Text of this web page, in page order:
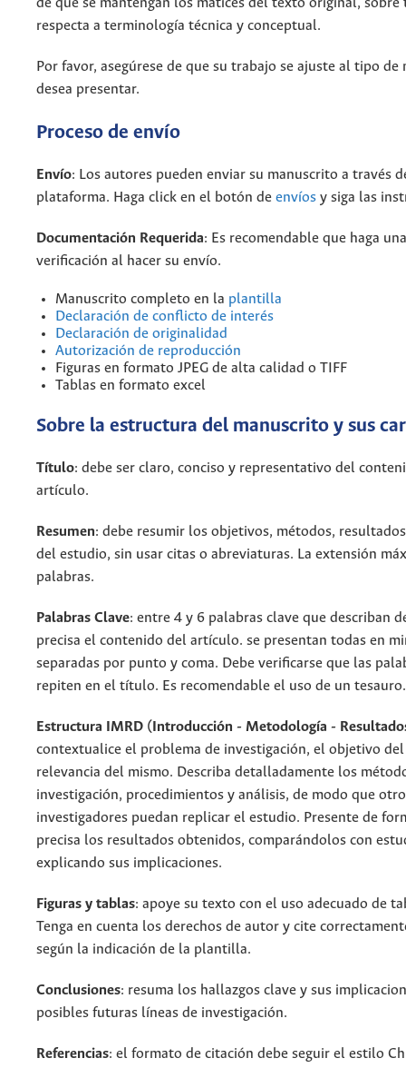
respecta a terminología técnica y conceptual.
Por favor, asegúrese de que su trabajo se ajuste al tipo de
desea presentar.
Proceso de envío
Envío: Los autores pueden enviar su manuscrito a través
plataforma. Haga click en el botón de envíos y siga las
Documentación Requerida: Es recomendable que haga
verificación al hacer su envío.
Manuscrito completo en la plantilla
Declaración de conflicto de interés
Declaración de originalidad
Autorización de reproducción
Figuras en formato JPEG de alta calidad o TIFF
Tablas en formato excel
Sobre la estructura del manuscrito y sus
Título: debe ser claro, conciso y representativo del
artículo.
Resumen: debe resumir los objetivos, métodos,
del estudio, sin usar citas o abreviaturas. La extensión
palabras.
Palabras Clave: entre 4 y 6 palabras clave que describan
precisa el contenido del artículo. se presentan todas en
separadas por punto y coma. Debe verificarse que las
repiten en el título. Es recomendable el uso de un tesauro.
Estructura IMRD (Introducción - Metodología -
contextualice el problema de investigación, el objetivo
relevancia del mismo. Describa detalladamente los
investigación, procedimientos y análisis, de modo que
investigadores puedan replicar el estudio. Presente de
precisa los resultados obtenidos, comparándolos con
explicando sus implicaciones.
Figuras y tablas: apoye su texto con el uso adecuado de
Tenga en cuenta los derechos de autor y cite
según la indicación de la plantilla.
Conclusiones: resuma los hallazgos clave y sus
posibles futuras líneas de investigación.
Referencias: el formato de citación debe seguir el estilo